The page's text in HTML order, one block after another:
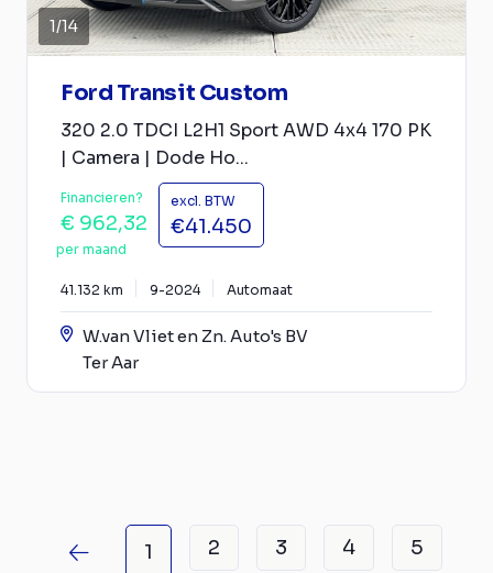
1/14
Ford Transit Custom
320 2.0 TDCI L2H1 Sport AWD 4x4 170 PK
| Camera | Dode Ho...
Financieren?
€ 962,32
per maand
excl. BTW
€41.450
41.132 km 9-2024 Automaat
W.van Vliet en Zn. Auto's BV
Ter Aar
1 2 3 4 5